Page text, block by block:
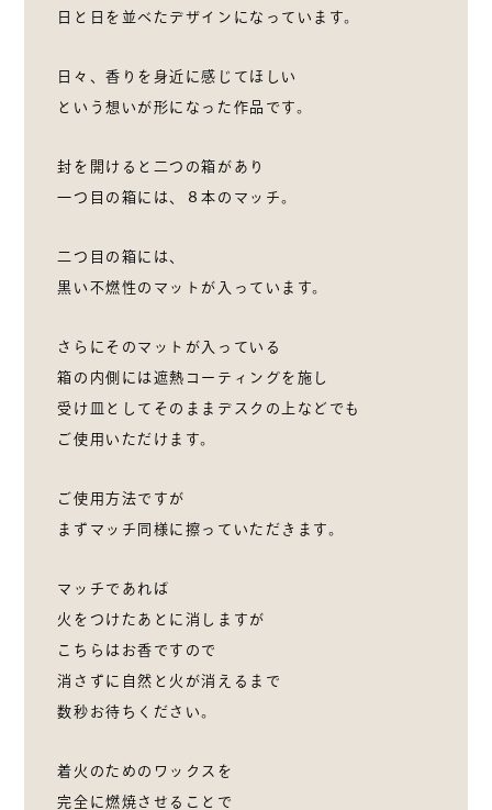
日と日を並べたデザインになっています。
日々、香りを身近に感じてほしい
という想いが形になった作品です。
封を開けると二つの箱があり
一つ目の箱には、８本のマッチ。
二つ目の箱には、
黒い不燃性のマットが入っています。
さらにそのマットが入っている
箱の内側には遮熱コーティングを施し
受け皿としてそのままデスクの上などでも
ご使用いただけます。
ご使用方法ですが
まずマッチ同様に擦っていただきます。
マッチであれば
火をつけたあとに消しますが
こちらはお香ですので
消さずに自然と火が消えるまで
数秒お待ちください。
着火のためのワックスを
完全に燃焼させることで